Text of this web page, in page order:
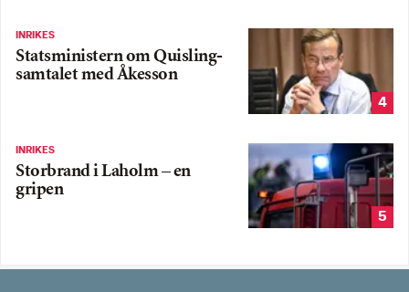
INRIKES
Statsministern om Quisling-
samtalet med Åkesson
4
INRIKES
Storbrand i Laholm – en
gripen
5